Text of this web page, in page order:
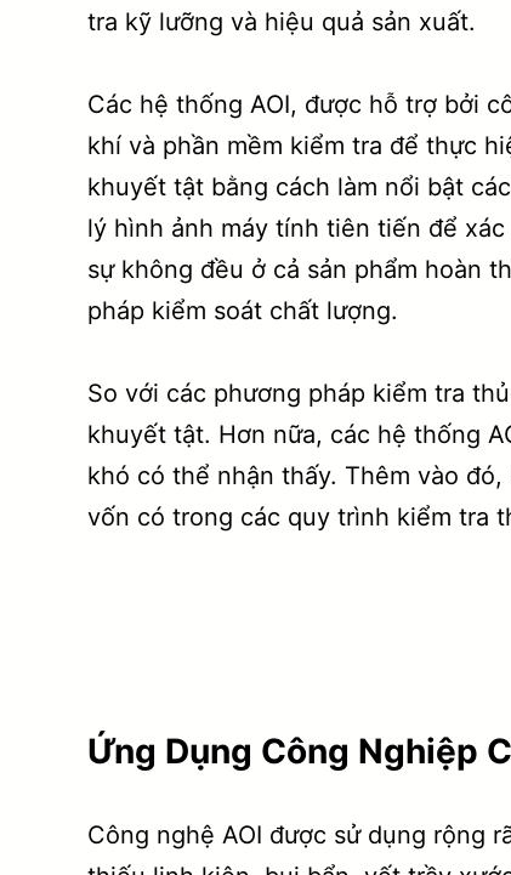
tra kỹ lưỡng và hiệu quả sản xuất.
Các hệ thống AOI, được hỗ trợ bởi
khí và phần mềm kiểm tra để thực
khuyết tật bằng cách làm nổi bật
lý hình ảnh máy tính tiên tiến để
sự không đều ở cả sản phẩm hoàn
pháp kiểm soát chất lượng.
So với các phương pháp kiểm tra
khuyết tật. Hơn nữa, các hệ thống
khó có thể nhận thấy. Thêm vào
vốn có trong các quy trình kiểm tra
Ứng Dụng Công Nghiệp
Công nghệ AOI được sử dụng rộng